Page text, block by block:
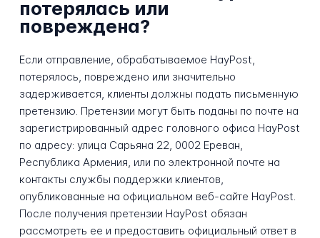
потерялась или
повреждена?
Если отправление, обрабатываемое HayPost,
потерялось, повреждено или значительно
задерживается, клиенты должны подать письменную
претензию. Претензии могут быть поданы по почте на
зарегистрированный адрес головного офиса HayPost
по адресу: улица Сарьяна 22, 0002 Ереван,
Республика Армения, или по электронной почте на
контакты службы поддержки клиентов,
опубликованные на официальном веб-сайте HayPost.
После получения претензии HayPost обязан
рассмотреть ее и предоставить официальный ответ в